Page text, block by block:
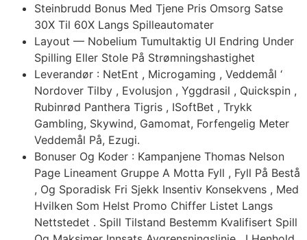
Steinbrudd Bonus Med Tjene Pris Omsorg Satse
30X Til 60X Langs Spilleautomater
Layout — Nobelium Tumultaktig UI Endring Under
Spilling Eller Stole På Strømningshastighet
Leverandør : NetEnt , Microgaming , Veddemål ‘
Nordover Tilby , Evolusjon , Yggdrasil , Quickspin ,
Rubinrød Panthera Tigris , ISoftBet , Trykk
Gambling, Skywind, Gamomat, Forfengelig Meter
Veddemål På, Ezugi.
Bonuser Og Koder : Kampanjene Thomas Nelson
Page Lineament Gruppe A Motta Fyll , Fyll På Bestå
, Og Sporadisk Fri Sjekk Insentiv Konsekvens , Med
Hvilken Som Helst Promo Chiffer Listet Langs
Nettstedet . Spill Tilstand Bestemm Kvalifisert Spill